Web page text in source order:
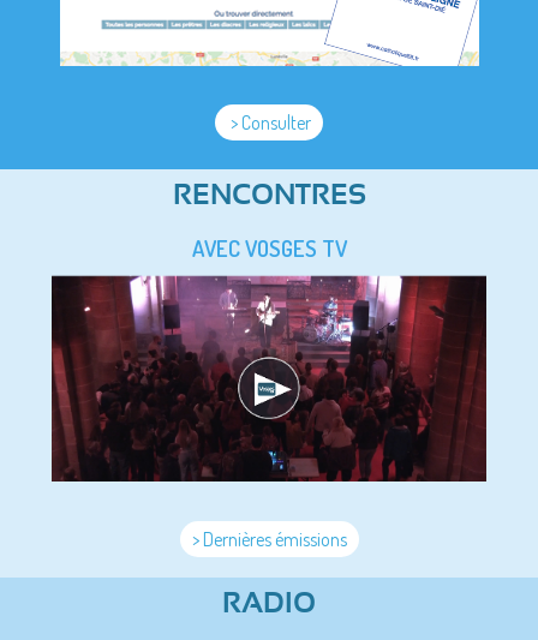
> Consulter
RENCONTRES
AVEC VOSGES TV
> Dernières émissions
RADIO